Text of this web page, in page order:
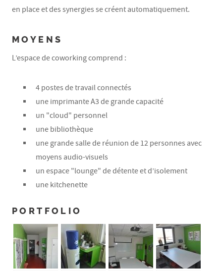
en place et des synergies se créent automatiquement.
MOYENS
L’espace de coworking comprend :
4 postes de travail connectés
une imprimante A3 de grande capacité
un "cloud" personnel
une bibliothèque
une grande salle de réunion de 12 personnes avec
moyens audio-visuels
un espace "lounge" de détente et d’isolement
une kitchenette
PORTFOLIO